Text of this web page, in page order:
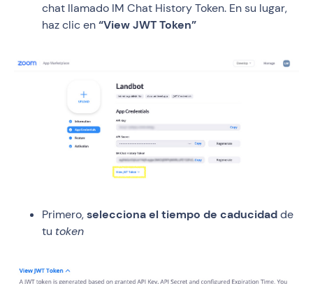
chat llamado IM Chat History Token. En su lugar,
haz clic en“View JWT Token”
Primero,selecciona el tiempo de caducidadde
tu token